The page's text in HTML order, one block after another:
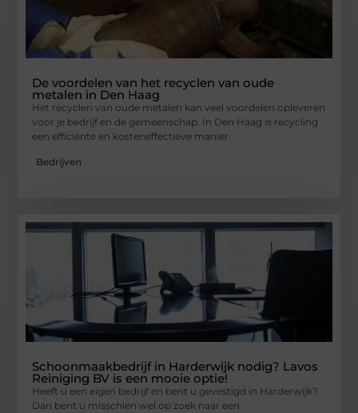
De voordelen van het recyclen van oude
metalen in Den Haag
Het recyclen van oude metalen kan veel voordelen opleveren
voor je bedrijf en de gemeenschap. In Den Haag is recycling
een efficiënte en kosteneffectieve manier
Bedrijven
Schoonmaakbedrijf in Harderwijk nodig? Lavos
Reiniging BV is een mooie optie!
Heeft u een eigen bedrijf en bent u gevestigd in Harderwijk?
Dan bent u misschien wel op zoek naar een